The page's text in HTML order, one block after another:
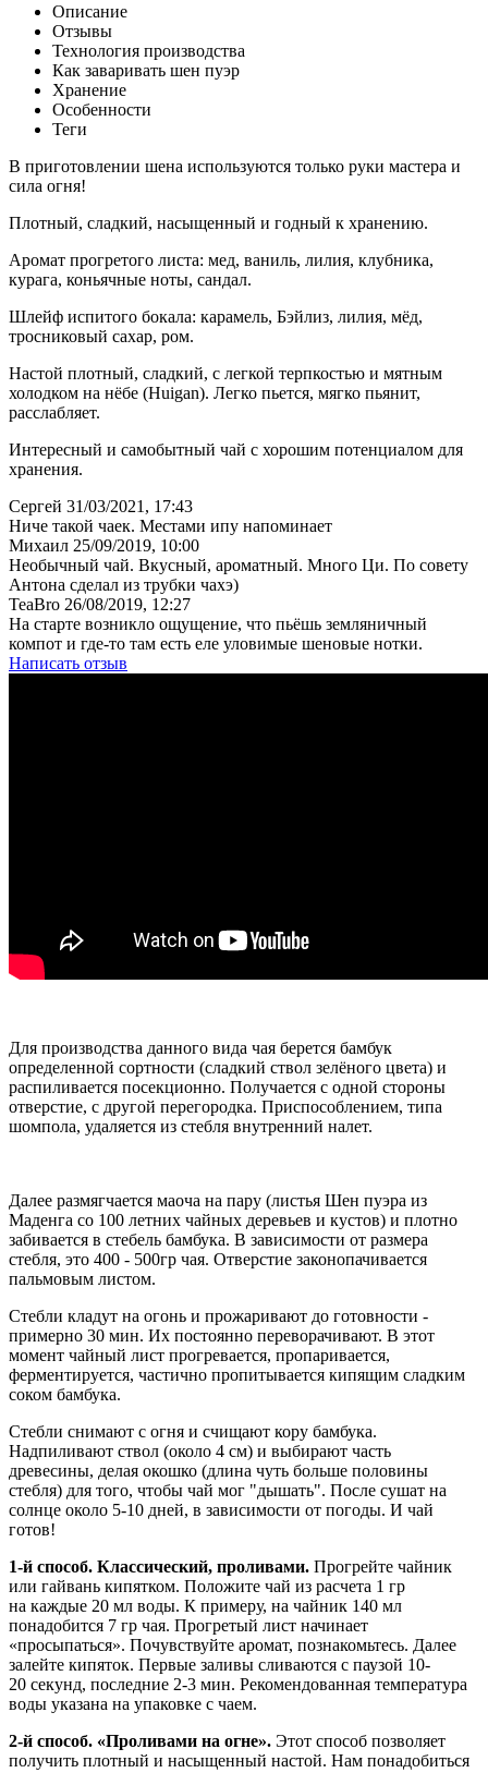
Описание
Отзывы
Технология производства
Как заваривать шен пуэр
Хранение
Особенности
Теги
В приготовлении шена используются только руки мастера и
сила огня!
Плотный, сладкий, насыщенный и годный к хранению.
Аромат прогретого листа: мед, ваниль, лилия, клубника,
курага, коньячные ноты, сандал.
Шлейф испитого бокала: карамель, Бэйлиз, лилия, мёд,
тросниковый сахар, ром.
Настой плотный, сладкий, с легкой терпкостью и мятным
холодком на нёбе (Huigan). Легко пьется, мягко пьянит,
расслабляет.
Интересный и самобытный чай с хорошим потенциалом для
хранения.
Сергей 31/03/2021, 17:43
Ниче такой чаек. Местами ипу напоминает
Михаил 25/09/2019, 10:00
Необычный чай. Вкусный, ароматный. Много Ци. По совету
Антона сделал из трубки чахэ)
TeaBro 26/08/2019, 12:27
На старте возникло ощущение, что пьёшь земляничный
компот и где-то там есть еле уловимые шеновые нотки.
Написать отзыв
Для производства данного вида чая берется бамбук
определенной сортности (сладкий ствол зелёного цвета) и
распиливается посекционно. Получается с одной стороны
отверстие, с другой перегородка. Приспособлением, типа
шомпола, удаляется из стебля внутренний налет.
Далее размягчается маоча на пару (листья Шен пуэра из
Маденга со 100 летних чайных деревьев и кустов) и плотно
забивается в стебель бамбука. В зависимости от размера
стебля, это 400 - 500гр чая. Отверстие законопачивается
пальмовым листом.
Стебли кладут на огонь и прожаривают до готовности -
примерно 30 мин. Их постоянно переворачивают. В этот
момент чайный лист прогревается, пропаривается,
ферментируется, частично пропитывается кипящим сладким
соком бамбука.
Стебли снимают с огня и счищают кору бамбука.
Надпиливают ствол (около 4 см) и выбирают часть
древесины, делая окошко (длина чуть больше половины
стебля) для того, чтобы чай мог "дышать". После сушат на
солнце около 5-10 дней, в зависимости от погоды. И чай
готов!
1-й способ. Классический, проливами. Прогрейте чайник
или гайвань кипятком. Положите чай из расчета 1 гр
на каждые 20 мл воды. К примеру, на чайник 140 мл
понадобится 7 гр чая. Прогретый лист начинает
«просыпаться». Почувствуйте аромат, познакомьтесь. Далее
залейте кипяток. Первые заливы сливаются с паузой 10-
20 секунд, последние 2-3 мин. Рекомендованная температура
воды указана на упаковке с чаем.
2-й способ. «Проливами на огне». Этот способ позволяет
получить плотный и насыщенный настой. Нам понадобиться